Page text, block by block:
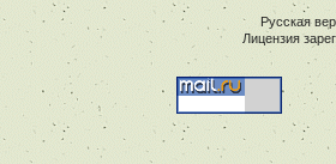
Русская
Лицензия